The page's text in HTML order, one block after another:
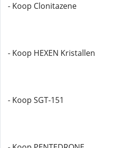
- Koop Clonitazene
- Koop HEXEN Kristallen
- Koop SGT-151